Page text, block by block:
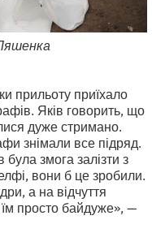
прильоту приїхало
Яків говорить, що
дуже стримано.
знімали все підряд.
змога залізти з
вони б це зробили.
а на відчуття
просто байдуже», —